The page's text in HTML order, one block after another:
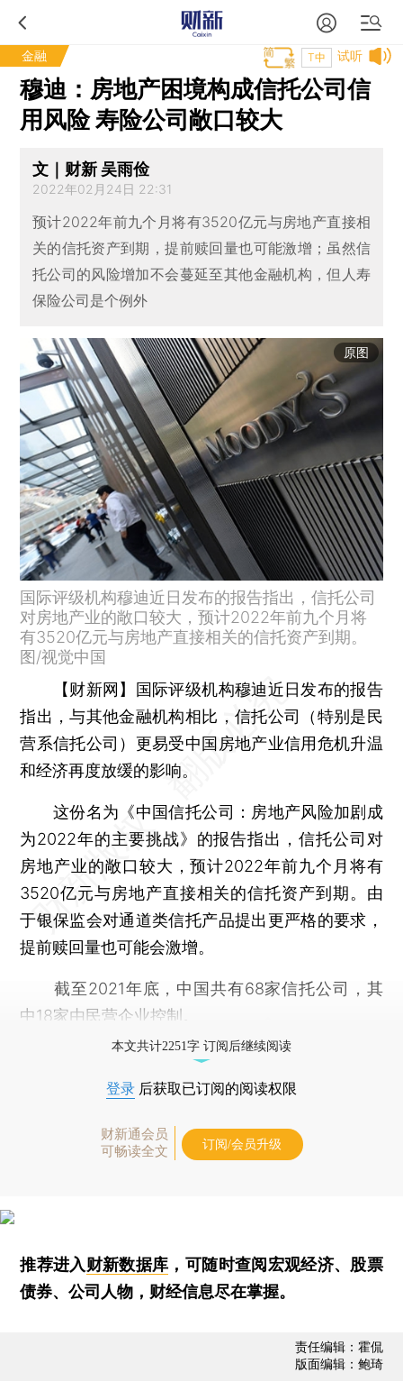
金融 试听
T中
穆迪：房地产困境构成信托公司信
用风险 寿险公司敞口较大
文｜财新 吴雨俭
2022年02月24日 22:31
预计2022年前九个月将有3520亿元与房地产直接相
关的信托资产到期，提前赎回量也可能激增；虽然信
托公司的风险增加不会蔓延至其他金融机构，但人寿
保险公司是个例外
原图
国际评级机构穆迪近日发布的报告指出，信托公司
对房地产业的敞口较大，预计2022年前九个月将
有3520亿元与房地产直接相关的信托资产到期。
图/视觉中国
【财新网】 国际评级机构穆迪近日发布的报告
指出，与其他金融机构相比，信托公司（特别是民
营系信托公司）更易受中国房地产业信用危机升温
和经济再度放缓的影响。
这份名为《中国信托公司：房地产风险加剧成
为2022年的主要挑战》的报告指出，信托公司对
房地产业的敞口较大，预计2022年前九个月将有
3520亿元与房地产直接相关的信托资产到期。由
于银保监会对通道类信托产品提出更严格的要求，
提前赎回量也可能会激增。
截至2021年底，中国共有68家信托公司，其
中18家由民营企业控制。
本文共计2251字 订阅后继续阅读
登录 后获取已订阅的阅读权限
财新通会员
可畅读全文
订阅/会员升级
推荐进入财新数据库 ，可随时查阅宏观经济、股票
债券、公司人物，财经信息尽在掌握。
责任编辑：霍侃
版面编辑：鲍琦